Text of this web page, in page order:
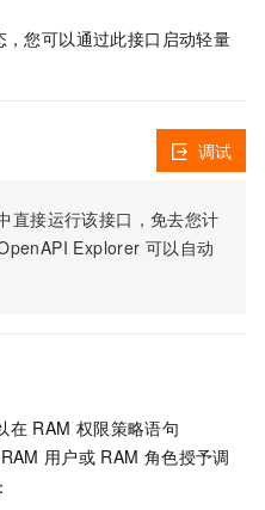
您可以通过此接口启动轻量
直接运行该接口，免去您计
Explorer 可以自动
调试
在 RAM 权限策略语句
RAM 用户或 RAM 角色授予调